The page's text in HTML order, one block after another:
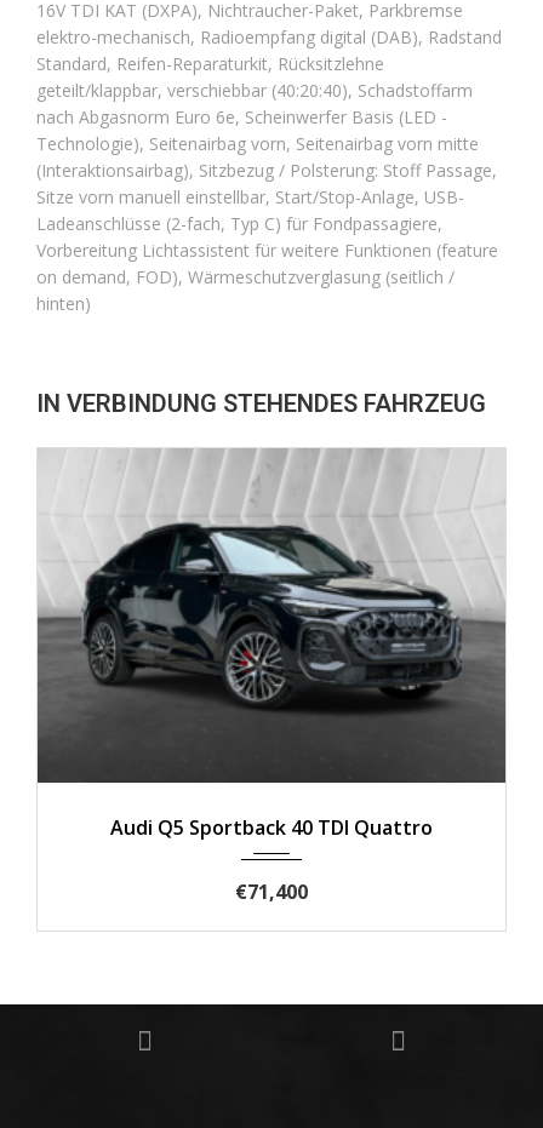
16V TDI KAT (DXPA), Nichtraucher-Paket, Parkbremse
elektro-mechanisch, Radioempfang digital (DAB), Radstand
Standard, Reifen-Reparaturkit, Rücksitzlehne
geteilt/klappbar, verschiebbar (40:20:40), Schadstoffarm
nach Abgasnorm Euro 6e, Scheinwerfer Basis (LED -
Technologie), Seitenairbag vorn, Seitenairbag vorn mitte
(Interaktionsairbag), Sitzbezug / Polsterung: Stoff Passage,
Sitze vorn manuell einstellbar, Start/Stop-Anlage, USB-
Ladeanschlüsse (2-fach, Typ C) für Fondpassagiere,
Vorbereitung Lichtassistent für weitere Funktionen (feature
on demand, FOD), Wärmeschutzverglasung (seitlich /
hinten)
IN VERBINDUNG STEHENDES FAHRZEUG
Audi RS3 Sportback
€74,970